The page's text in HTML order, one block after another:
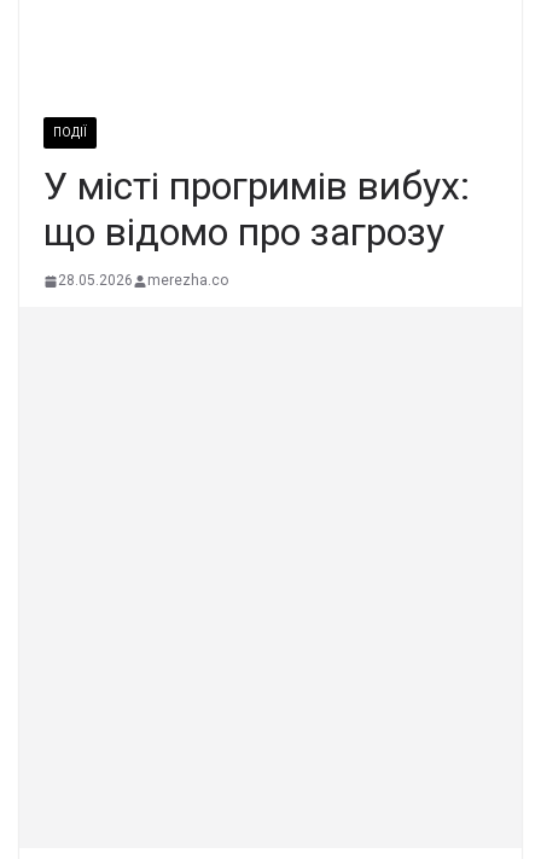
ПОДІЇ
У місті прогримів вибух:
що відомо про загрозу
28.05.2026 merezha.co